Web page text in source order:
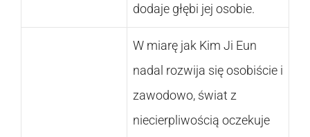
dodaje głębi jej osobie.
W miarę jak Kim Ji Eun
nadal rozwija się osobiście i
zawodowo, świat z
niecierpliwością oczekuje